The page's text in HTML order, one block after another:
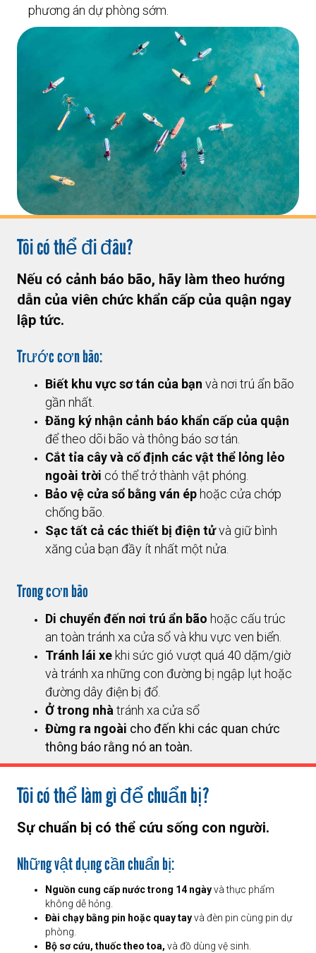
phương án dự phòng sớm.
Tôi có thể đi đâu?
Nếu có cảnh báo bão, hãy làm theo hướng
dẫn của viên chức khẩn cấp của quận ngay
lập tức.
Trước cơn bão:
Biết khu vực sơ tán của bạn và nơi trú ẩn bão
gần nhất.
Đăng ký nhận cảnh báo khẩn cấp của quận
để theo dõi bão và thông báo sơ tán.
Cắt tỉa cây và cố định các vật thể lỏng lẻo
ngoài trời có thể trở thành vật phóng.
Bảo vệ cửa sổ bằng ván éphoặc cửa chớp
chống bão.
Sạc tất cả các thiết bị điện tửvà giữ bình
xăng của bạn đầy ít nhất một nửa.
Trong cơn bão
Di chuyển đến nơi trú ẩn bão hoặc cấu trúc
an toàn tránh xa cửa sổ và khu vực ven biển.
Tránh lái xekhi sức gió vượt quá 40 dặm/giờ
và tránh xa những con đường bị ngập lụt hoặc
đường dây điện bị đổ.
Ở trong nhà tránh xa cửa sổ
Đừng ra ngoài cho đến khi các quan chức
thông báo rằng nó an toàn.
Tôi có thể làm gì để chuẩn bị?
Sự chuẩn bị có thể cứu sống con người.
Những vật dụng cần chuẩn bị:
Nguồn cung cấp nước trong 14 ngàyvà thực phẩm
không dễ hỏng.
Đài chạy bằng pin hoặc quay tayvà đèn pin cùng pin dự
phòng.
Bộ sơ cứu, thuốc theo toa, và đồ dùng vệ sinh.